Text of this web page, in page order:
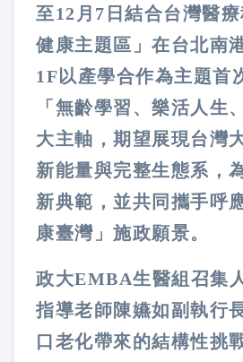
至12月7日結合台灣醫
健康主題區」在台北南
1F以產學合作為主題首
「無齡學習、樂活人生
大主軸，期望展現台灣
新能量與完整生態系，
新典範，並共同攜手呼
康臺灣」施政願景。
政大EMBA生醫組召集
指導老師陳嬿如副執行
口老化帶來的結構性挑